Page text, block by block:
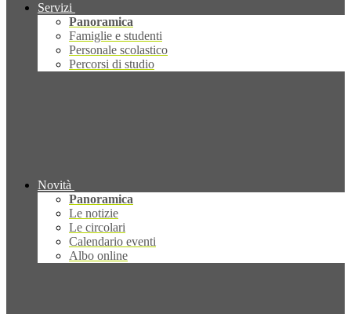
Servizi
Panoramica
Famiglie e studenti
Personale scolastico
Percorsi di studio
Novità
Panoramica
Le notizie
Le circolari
Calendario eventi
Albo online